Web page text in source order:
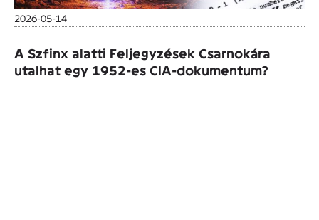
2026-05-14
A Szfinx alatti Feljegyzések Csarnokára
utalhat egy 1952-es CIA-dokumentum?